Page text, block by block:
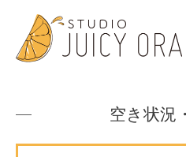
空き状況